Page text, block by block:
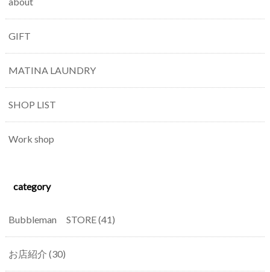
GIFT
MATINA LAUNDRY
SHOP LIST
Work shop
category
Bubbleman STORE(41)
お店紹介 (30)